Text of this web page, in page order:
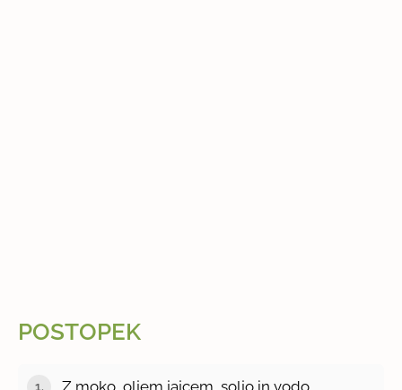
POSTOPEK
Z moko, oljem,jajcem, soljo in vodo